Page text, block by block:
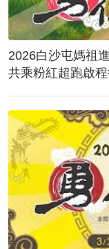
2026白沙屯媽祖
共乘粉紅超跑啟